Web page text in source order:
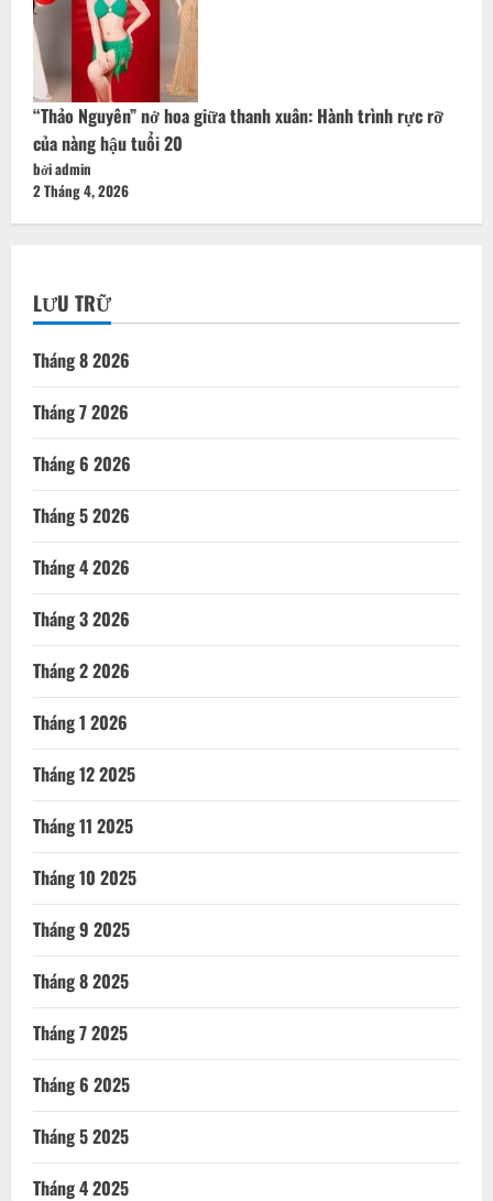
“Thảo Nguyên” nở hoa giữa thanh xuân: Hành trình rực rỡ
của nàng hậu tuổi 20
bởi admin
2 Tháng 4, 2026
LƯU TRỮ
Tháng 8 2026
Tháng 7 2026
Tháng 6 2026
Tháng 5 2026
Tháng 4 2026
Tháng 3 2026
Tháng 2 2026
Tháng 1 2026
Tháng 12 2025
Tháng 11 2025
Tháng 10 2025
Tháng 9 2025
Tháng 8 2025
Tháng 7 2025
Tháng 6 2025
Tháng 5 2025
Tháng 4 2025